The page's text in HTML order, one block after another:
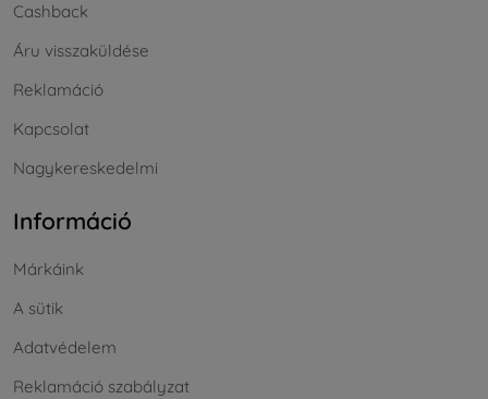
Cashback
Áru visszaküldése
Reklamáció
Kapcsolat
Nagykereskedelmi
Információ
Márkáink
A sütik
Adatvédelem
Reklamáció szabályzat